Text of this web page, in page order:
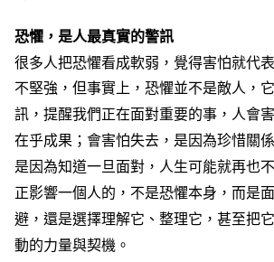
恐懼，是人最真實的警訊
很多人把恐懼看成軟弱，覺得害怕就代
不堅強，但事實上，恐懼並不是敵人，
訊，提醒我們正在面對重要的事，人會
在乎成果；會害怕失去，是因為珍惜關
是因為知道一旦面對，人生可能就再也
正影響一個人的，不是恐懼本身，而是
避，還是選擇理解它、整理它，甚至把
動的力量與契機。